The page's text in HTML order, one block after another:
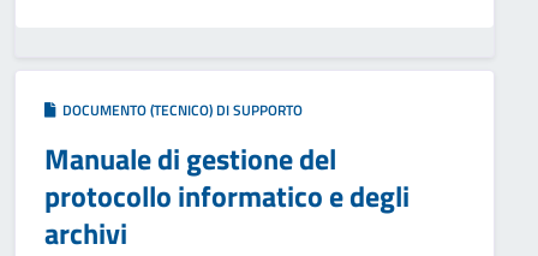
DOCUMENTO (TECNICO) DI SUPPORTO
Manuale di gestione del
protocollo informatico e degli
archivi